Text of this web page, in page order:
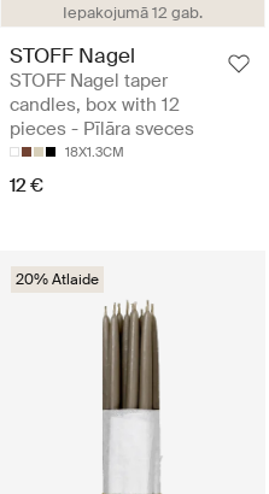
Iepakojumā 12 gab.
STOFF Nagel
STOFF Nagel taper
candles, box with 12
pieces - Pīlāra sveces
18X1.3CM
12 €
20% Atlaide